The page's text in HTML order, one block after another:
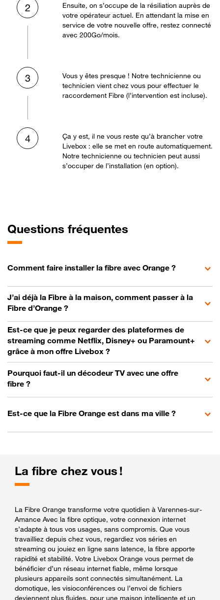
2
Ensuite, on s’occupe de la résiliation auprès de
votre opérateur actuel. En attendant la mise en
service de votre nouvelle offre, restez connecté
avec 200Go/mois.
3
Vous y êtes presque ! Notre technicienne ou
technicien vient chez vous pour effectuer le
raccordement Fibre (l’intervention est incluse).
4
Ça y est, il ne vous reste qu’à brancher votre
Livebox : elle se met en route automatiquement.
Notre technicienne ou technicien peut aussi
s’occuper de l’installation (en option).
Questions fréquentes
Comment faire installer la fibre avec Orange ?
J’ai déjà la Fibre à la maison, comment passer à la
Fibre d’Orange ?
Est-ce que je peux regarder des plateformes de
streaming comme Netflix, Disney+ ou Paramount+
grâce à mon offre Livebox ?
Pourquoi faut-il un décodeur TV avec une offre
fibre ?
Est-ce que la Fibre Orange est dans ma ville ?
La fibre chez vous !
La Fibre Orange transforme votre quotidien à Varennes-sur-
Amance Avec la fibre optique, votre connexion internet
s’adapte à tous vos usages, sans compromis. Que vous
travailliez depuis chez vous, regardiez vos séries en
streaming ou jouiez en ligne sans latence, la fibre apporte
rapidité et stabilité. Votre Livebox Orange vous permet de
bénéficier d’un réseau internet fiable, même lorsque
plusieurs appareils sont connectés simultanément. La
domotique, les visioconférences ou l’envoi de fichiers
deviennent plus fluides, pour une maison intelligente et un